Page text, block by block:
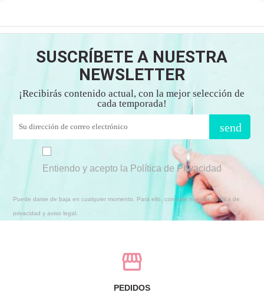
SUSCRÍBETE A NUESTRA
NEWSLETTER
¡Recibirás contenido actual, con la mejor selección de
cada temporada!
send
Entiendo y acepto la Política de Privacidad
Puede darse de baja en cualquier momento. Para ello, consulte nuestra política de
privacidad y aviso legal.
PEDIDOS